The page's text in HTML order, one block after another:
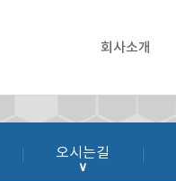
회사소개
오시는길
∨